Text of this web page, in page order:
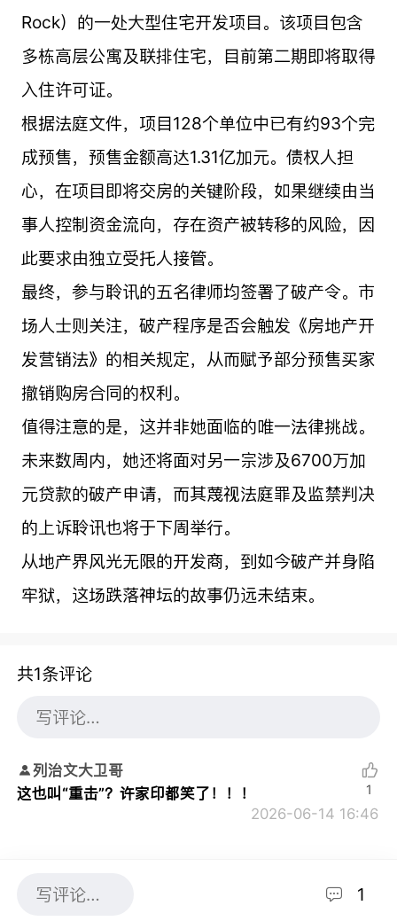
Rock）的一处大型住宅开发项目。该项目包含
多栋高层公寓及联排住宅，目前第二期即将取得
入住许可证。
根据法庭文件，项目128个单位中已有约93个完
成预售，预售金额高达1.31亿加元。债权人担
心，在项目即将交房的关键阶段，如果继续由当
事人控制资金流向，存在资产被转移的风险，因
此要求由独立受托人接管。
最终，参与聆讯的五名律师均签署了破产令。市
场人士则关注，破产程序是否会触发《房地产开
发营销法》的相关规定，从而赋予部分预售买家
撤销购房合同的权利。
值得注意的是，这并非她面临的唯一法律挑战。
未来数周内，她还将面对另一宗涉及6700万加
元贷款的破产申请，而其蔑视法庭罪及监禁判决
的上诉聆讯也将于下周举行。
从地产界风光无限的开发商，到如今破产并身陷
牢狱，这场跌落神坛的故事仍远未结束。
共1条评论
列治文大卫哥
这也叫“重击”？许家印都笑了！！！
2026-06-14 16:46
1
1